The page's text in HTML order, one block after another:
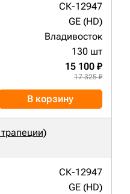
СК-12947
GE (HD)
Владивосток
130 шт
15 100 ₽
17 325 ₽
В корзину
СК-12947
GE (HD)